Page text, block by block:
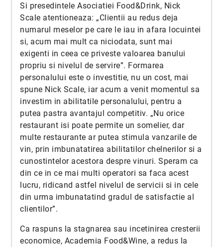
Si presedintele Asociatiei Food&Drink, Nick
Scale atentioneaza: „Clientii au redus deja
numarul meselor pe care le iau in afara locuintei
si, acum mai mult ca niciodata, sunt mai
exigenti in ceea ce priveste valoarea banului
propriu si nivelul de servire”. Formarea
personalului este o investitie, nu un cost, mai
spune Nick Scale, iar acum a venit momentul sa
investim in abilitatile personalului, pentru a
putea pastra avantajul competitiv. „Nu orice
restaurant isi poate permite un somelier, dar
multe restaurante ar putea stimula vanzarile de
vin, prin imbunatatirea abilitatilor chelnerilor si a
cunostintelor acestora despre vinuri. Speram ca
din ce in ce mai multi operatori sa faca acest
lucru, ridicand astfel nivelul de servicii si in cele
din urma imbunatatind gradul de satisfactie al
clientilor”.
Ca raspuns la stagnarea sau incetinirea cresterii
economice, Academia Food&Wine, a redus la